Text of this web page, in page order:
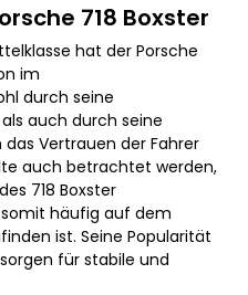
718 Boxster
hat der Porsche
im
durch seine
auch durch seine
Vertrauen der Fahrer
auch betrachtet werden,
718 Boxster
häufig auf dem
ist. Seine Popularität
für stabile und